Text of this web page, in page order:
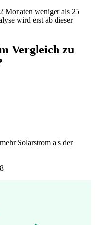
Monaten weniger als 25
wird erst ab dieser
Vergleich zu
Solarstrom als der